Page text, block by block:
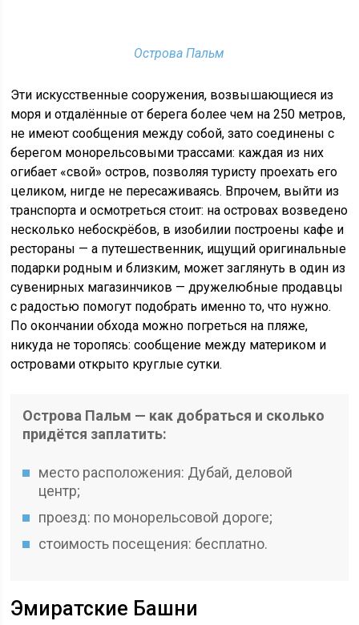
Острова Пальм
Эти искусственные сооружения, возвышающиеся из
моря и отдалённые от берега более чем на 250 метров,
не имеют сообщения между собой, зато соединены с
берегом монорельсовыми трассами: каждая из них
огибает «свой» остров, позволяя туристу проехать его
целиком, нигде не пересаживаясь. Впрочем, выйти из
транспорта и осмотреться стоит: на островах возведено
несколько небоскрёбов, в изобилии построены кафе и
рестораны — а путешественник, ищущий оригинальные
подарки родным и близким, может заглянуть в один из
сувенирных магазинчиков — дружелюбные продавцы
с радостью помогут подобрать именно то, что нужно.
По окончании обхода можно погреться на пляже,
никуда не торопясь: сообщение между материком и
островами открыто круглые сутки.
Острова Пальм — как добраться и сколько
придётся заплатить:
место расположения: Дубай, деловой
центр;
проезд: по монорельсовой дороге;
стоимость посещения: бесплатно.
Эмиратские Башни